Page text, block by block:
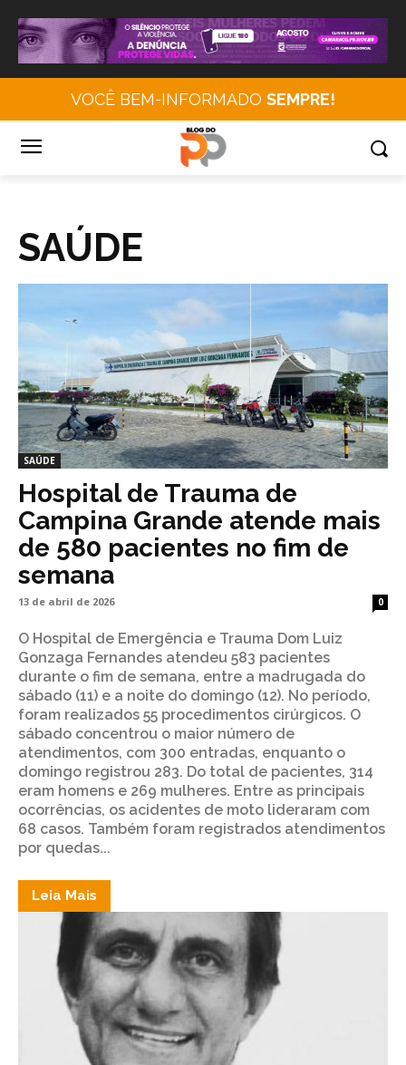
VOCÊ BEM-INFORMADO SEMPRE!
SAÚDE
SAÚDE
Hospital de Trauma de
Campina Grande atende mais
de 580 pacientes no fim de
semana
13 de abril de 2026 0
O Hospital de Emergência e Trauma Dom Luiz
Gonzaga Fernandes atendeu 583 pacientes
durante o fim de semana, entre a madrugada do
sábado (11) e a noite do domingo (12). No período,
foram realizados 55 procedimentos cirúrgicos. O
sábado concentrou o maior número de
atendimentos, com 300 entradas, enquanto o
domingo registrou 283. Do total de pacientes, 314
eram homens e 269 mulheres. Entre as principais
ocorrências, os acidentes de moto lideraram com
68 casos. Também foram registrados atendimentos
por quedas...
Leia Mais